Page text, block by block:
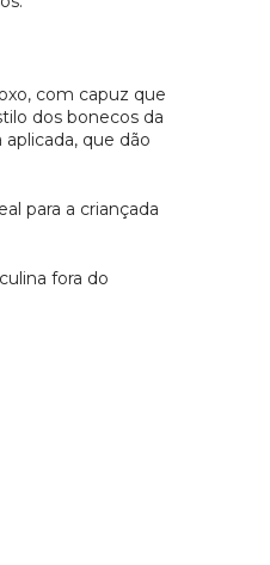
com capuz que
dos bonecos da
que dão
para a criançada
fora do